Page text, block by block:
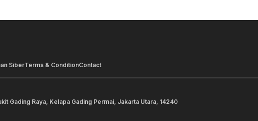
SiberTerms & ConditionContact
Gading Raya, Kelapa Gading Permai, Jakarta Utara, 14240